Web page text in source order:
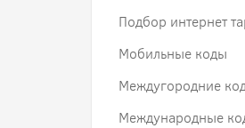
Подбор интернет
Мобильные коды
Междугородние
Международные